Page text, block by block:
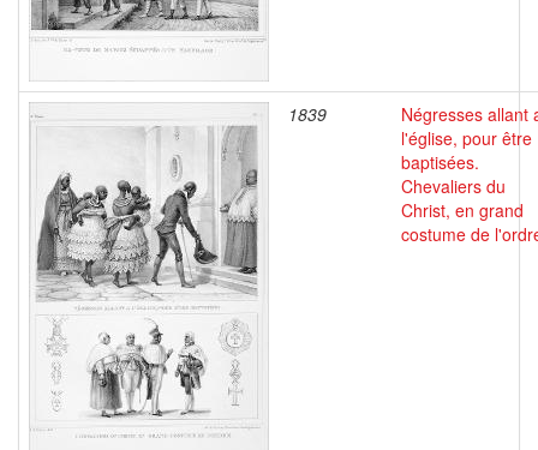
1839
Négresses allant
l'église, pour être
baptisées.
Chevaliers du
Christ, en grand
costume de